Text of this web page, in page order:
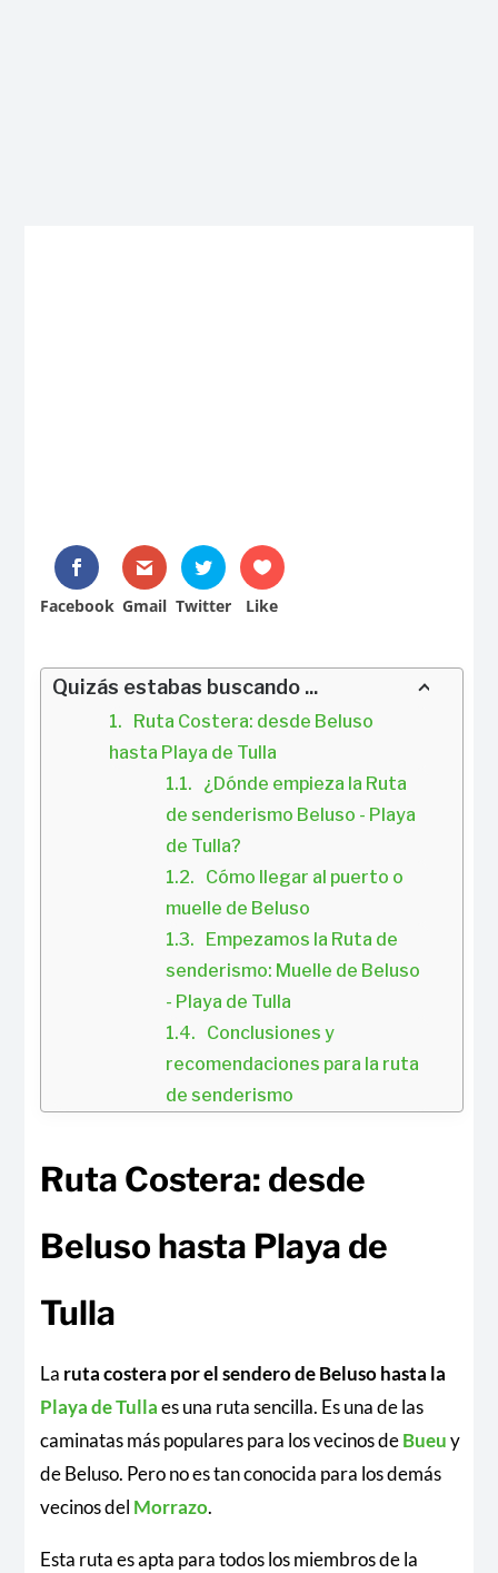
Facebook Gmail Twitter Like
Quizás estabas buscando ...
Ruta Costera: desde Beluso
hasta Playa de Tulla
¿Dónde empieza la Ruta
de senderismo Beluso - Playa
de Tulla?
Cómo llegar al puerto o
muelle de Beluso
Empezamos la Ruta de
senderismo: Muelle de Beluso
- Playa de Tulla
Conclusiones y
recomendaciones para la ruta
de senderismo
Ruta Costera: desde
Beluso hasta Playa de
Tulla
La ruta costera por el sendero de Beluso hasta la
Playa de Tullaes una ruta sencilla. Es una de las
caminatas más populares para los vecinos deBueuy
de Beluso. Pero no es tan conocida para los demás
vecinos del Morrazo.
Esta ruta es apta para todos los miembros de la